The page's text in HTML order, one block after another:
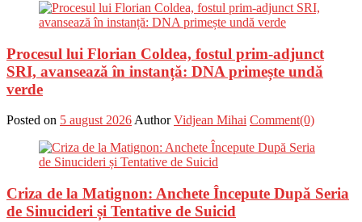
Procesul lui Florian Coldea, fostul prim-adjunct
SRI, avansează în instanță: DNA primește undă
verde
Posted on 5 august 2026Author Vidjean Mihai Comment(0)
Criza de la Matignon: Anchete Începute După Seria
de Sinucideri și Tentative de Suicid